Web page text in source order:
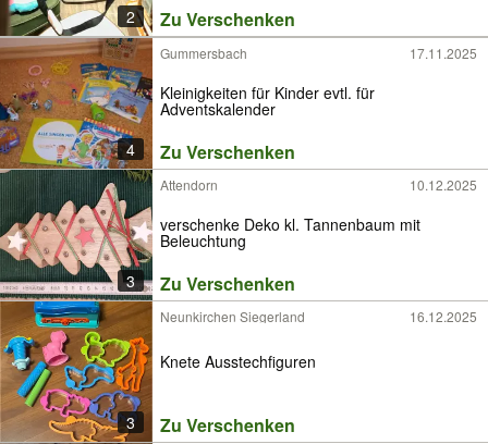
2 Zu Verschenken
4
Gummersbach 17.11.2025
Kleinigkeiten für Kinder evtl. für
Adventskalender
Zu Verschenken
3
Attendorn 10.12.2025
verschenke Deko kl. Tannenbaum mit
Beleuchtung
Zu Verschenken
3
Neunkirchen Siegerland 16.12.2025
Knete Ausstechfiguren
Zu Verschenken